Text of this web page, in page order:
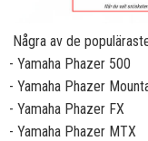
Några av de
- Yamaha Phazer 500
- Yamaha Phazer
- Yamaha Phazer FX
- Yamaha Phazer MTX